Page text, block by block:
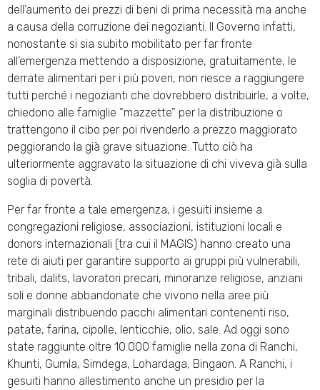
dell’aumento dei prezzi di beni di prima necessità ma anche
a causa della corruzione dei negozianti. Il Governo infatti,
nonostante si sia subito mobilitato per far fronte
all’emergenza mettendo a disposizione, gratuitamente, le
derrate alimentari per i più poveri, non riesce a raggiungere
tutti perché i negozianti che dovrebbero distribuirle, a volte,
chiedono alle famiglie “mazzette” per la distribuzione o
trattengono il cibo per poi rivenderlo a prezzo maggiorato
peggiorando la già grave situazione. Tutto ciò ha
ulteriormente aggravato la situazione di chi viveva già sulla
soglia di povertà.
Per far fronte a tale emergenza, i gesuiti insieme a
congregazioni religiose, associazioni, istituzioni locali e
donors internazionali (tra cui il MAGIS) hanno creato una
rete di aiuti per garantire supporto ai gruppi più vulnerabili,
tribali, dalits, lavoratori precari, minoranze religiose, anziani
soli e donne abbandonate che vivono nella aree più
marginali distribuendo pacchi alimentari contenenti riso,
patate, farina, cipolle, lenticchie, olio, sale. Ad oggi sono
state raggiunte oltre 10.000 famiglie nella zona di Ranchi,
Khunti, Gumla, Simdega, Lohardaga, Bingaon. A Ranchi, i
gesuiti hanno allestimento anche un presidio per la